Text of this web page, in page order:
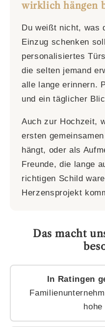
wirklich hängen
Du weißt nicht, was
Einzug schenken
personalisiertes
die selten jemand
alle lange erinnern.
und ein täglicher
Auch zur Hochzeit,
ersten
hängt, oder als
Freunde, die lange
richtigen Schild
Herzensprojekt
Das macht
In Ratingen